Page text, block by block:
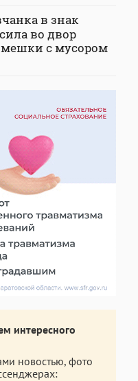
в знак
во двор
мешки с мусором
интересного
новостью, фото